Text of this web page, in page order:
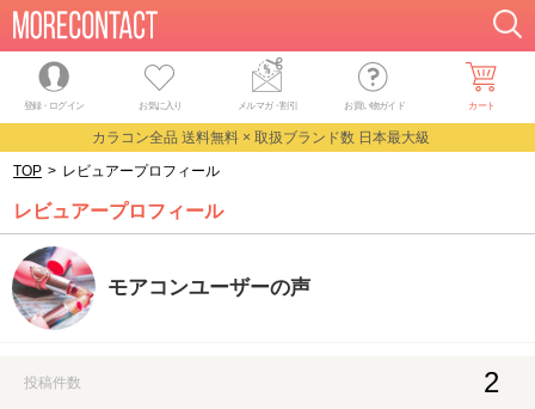
登録・ログイン お気に入り メルマガ・割引 お買い物ガイド カート
カラコン全品 送料無料 × 取扱ブランド数 日本最大級
TOP > レビュアープロフィール
レビュアープロフィール
モアコンユーザーの声
投稿件数 2